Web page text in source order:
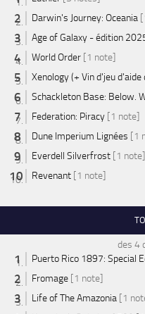
Darwin's Journey: Oceania
Age of Galaxy - édition
World Order [1 note]
Xenology (+ Vin d'jeu d'aide
Schackleton Base: Below.
Federation: Piracy [1 note]
Dune Imperium Lignées [1
Everdell Silverfrost [1 note]
Revenant [1 note]
des 4
Puerto Rico 1897: Special
Fromage [1 note]
Life of The Amazonia [1